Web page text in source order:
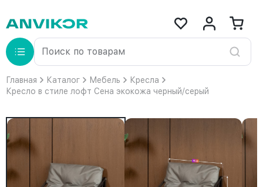
Главная Каталог Мебель
Кресла
Кресло в стиле лофт Сена экокожа черный/серый